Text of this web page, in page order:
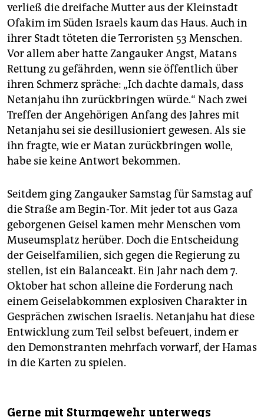
verließ die dreifache Mutter aus der Kleinstadt
Ofakim im Süden Israels kaum das Haus. Auch in
ihrer Stadt töteten die Terroristen 53 Menschen.
Vor allem aber hatte Zangauker Angst, Matans
Rettung zu gefährden, wenn sie öffentlich über
ihren Schmerz spräche: „Ich dachte damals, dass
Netanjahu ihn zurückbringen würde.“ Nach zwei
Treffen der Angehörigen Anfang des Jahres mit
Netanjahu sei sie desillusioniert gewesen. Als sie
ihn fragte, wie er Matan zurückbringen wolle,
habe sie keine Antwort bekommen.
Seitdem ging Zangauker Samstag für Samstag auf
die Straße am Begin-Tor. Mit jeder tot aus Gaza
geborgenen Geisel kamen mehr Menschen vom
Museumsplatz herüber. Doch die Entscheidung
der Geiselfamilien, sich gegen die Regierung zu
stellen, ist ein Balanceakt. Ein Jahr nach dem 7.
Oktober hat schon alleine die Forderung nach
einem Geiselabkommen explosiven Charakter in
Gesprächen zwischen Israelis. Netanjahu hat diese
Entwicklung zum Teil selbst befeuert, indem er
den Demonstranten mehrfach vorwarf, der Hamas
in die Karten zu spielen.
Gerne mit Sturmgewehr unterwegs